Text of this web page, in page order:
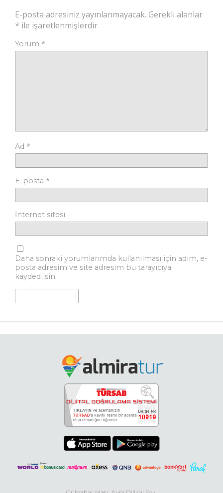
E-posta adresiniz yayınlanmayacak. Gerekli alanlar
* ile işaretlenmişlerdir
Yorum *
Ad *
E-posta *
İnternet sitesi
Daha sonraki yorumlarımda kullanılması için adım, e-
posta adresim ve site adresim bu tarayıcıya
kaydedilsin.